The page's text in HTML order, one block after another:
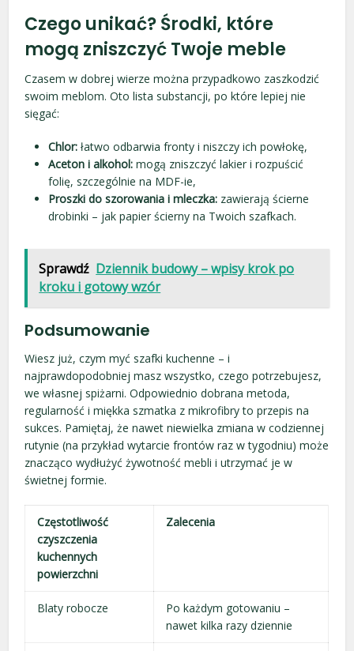
Czego unikać? Środki, które
mogą zniszczyć Twoje meble
Czasem w dobrej wierze można przypadkowo zaszkodzić
swoim meblom. Oto lista substancji, po które lepiej nie
sięgać:
Chlor: łatwo odbarwia fronty i niszczy ich powłokę,
Aceton i alkohol: mogą zniszczyć lakier i rozpuścić
folię, szczególnie na MDF-ie,
Proszki do szorowania i mleczka: zawierają ścierne
drobinki – jak papier ścierny na Twoich szafkach.
Sprawdź Dziennik budowy – wpisy krok po
kroku i gotowy wzór
Podsumowanie
Wiesz już, czym myć szafki kuchenne – i
najprawdopodobniej masz wszystko, czego potrzebujesz,
we własnej spiżarni. Odpowiednio dobrana metoda,
regularność i miękka szmatka z mikrofibry to przepis na
sukces. Pamiętaj, że nawet niewielka zmiana w codziennej
rutynie (na przykład wytarcie frontów raz w tygodniu) może
znacząco wydłużyć żywotność mebli i utrzymać je w
świetnej formie.
Częstotliwość
czyszczenia
kuchennych
powierzchni
Zalecenia
Blaty robocze
Po każdym gotowaniu –
nawet kilka razy dziennie